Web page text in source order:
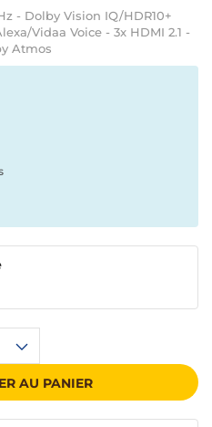
- Dolby Vision IQ/HDR10+
Vidaa Voice - 3x HDMI 2.1 -
Atmos
AU PANIER